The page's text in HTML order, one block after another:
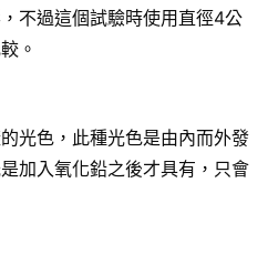
不過這個試驗時使用直徑4公
。
光色，此種光色是由內而外發
加入氧化鉛之後才具有，只會